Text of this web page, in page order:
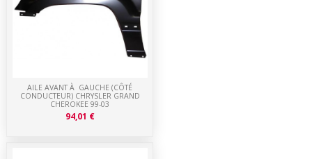
AILE AVANT À GAUCHE (CÔTÉ
CONDUCTEUR) CHRYSLER GRAND
CHEROKEE 99-03
94,01 €